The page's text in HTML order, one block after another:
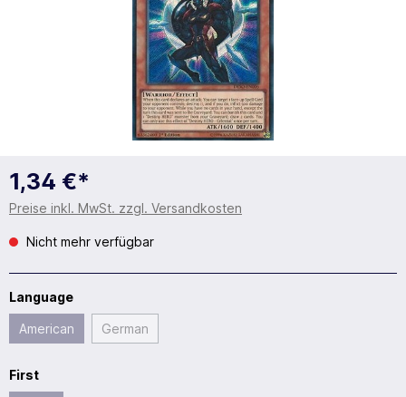
1,34 €*
Preise inkl. MwSt. zzgl. Versandkosten
Nicht mehr verfügbar
Language
American German
First